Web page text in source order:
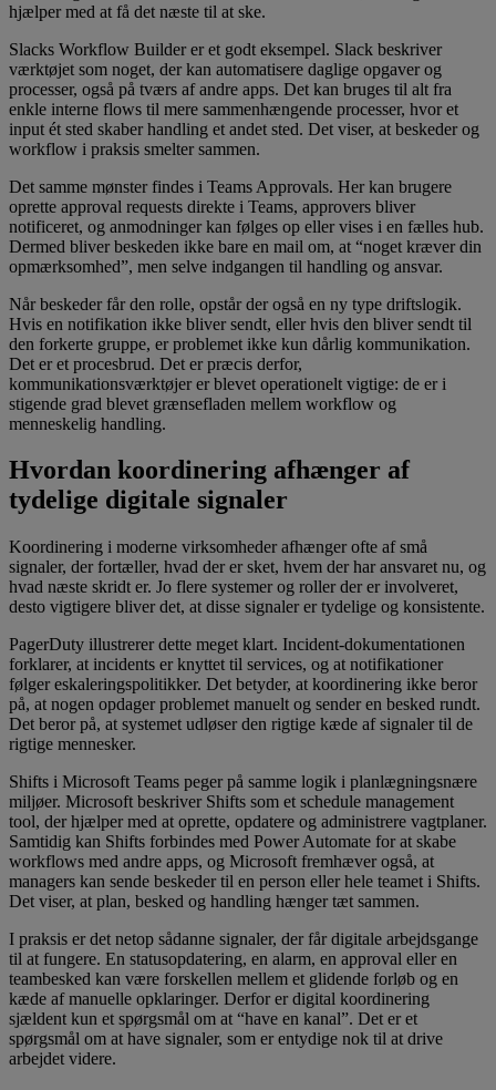
hjælper med at få det næste til at ske.
Slacks Workflow Builder er et godt eksempel. Slack beskriver
værktøjet som noget, der kan automatisere daglige opgaver og
processer, også på tværs af andre apps. Det kan bruges til alt fra
enkle interne flows til mere sammenhængende processer, hvor et
input ét sted skaber handling et andet sted. Det viser, at beskeder og
workflow i praksis smelter sammen.
Det samme mønster findes i Teams Approvals. Her kan brugere
oprette approval requests direkte i Teams, approvers bliver
notificeret, og anmodninger kan følges op eller vises i en fælles hub.
Dermed bliver beskeden ikke bare en mail om, at “noget kræver din
opmærksomhed”, men selve indgangen til handling og ansvar.
Når beskeder får den rolle, opstår der også en ny type driftslogik.
Hvis en notifikation ikke bliver sendt, eller hvis den bliver sendt til
den forkerte gruppe, er problemet ikke kun dårlig kommunikation.
Det er et procesbrud. Det er præcis derfor,
kommunikationsværktøjer er blevet operationelt vigtige: de er i
stigende grad blevet grænsefladen mellem workflow og
menneskelig handling.
Hvordan koordinering afhænger af
tydelige digitale signaler
Koordinering i moderne virksomheder afhænger ofte af små
signaler, der fortæller, hvad der er sket, hvem der har ansvaret nu, og
hvad næste skridt er. Jo flere systemer og roller der er involveret,
desto vigtigere bliver det, at disse signaler er tydelige og konsistente.
PagerDuty illustrerer dette meget klart. Incident-dokumentationen
forklarer, at incidents er knyttet til services, og at notifikationer
følger eskaleringspolitikker. Det betyder, at koordinering ikke beror
på, at nogen opdager problemet manuelt og sender en besked rundt.
Det beror på, at systemet udløser den rigtige kæde af signaler til de
rigtige mennesker.
Shifts i Microsoft Teams peger på samme logik i planlægningsnære
miljøer. Microsoft beskriver Shifts som et schedule management
tool, der hjælper med at oprette, opdatere og administrere vagtplaner.
Samtidig kan Shifts forbindes med Power Automate for at skabe
workflows med andre apps, og Microsoft fremhæver også, at
managers kan sende beskeder til en person eller hele teamet i Shifts.
Det viser, at plan, besked og handling hænger tæt sammen.
I praksis er det netop sådanne signaler, der får digitale arbejdsgange
til at fungere. En statusopdatering, en alarm, en approval eller en
teambesked kan være forskellen mellem et glidende forløb og en
kæde af manuelle opklaringer. Derfor er digital koordinering
sjældent kun et spørgsmål om at “have en kanal”. Det er et
spørgsmål om at have signaler, som er entydige nok til at drive
arbejdet videre.